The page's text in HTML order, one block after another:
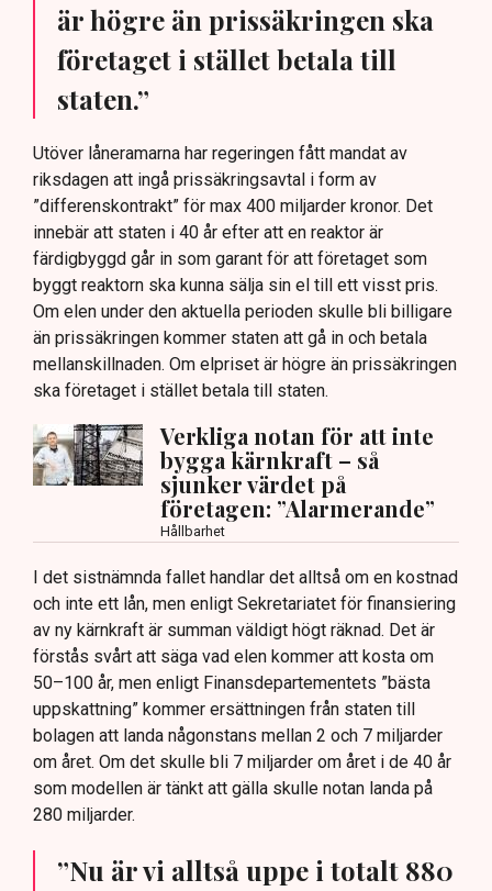
är högre än prissäkringen ska
företaget i stället betala till
staten.”
Utöver låneramarna har regeringen fått mandat av
riksdagen att ingå prissäkringsavtal i form av
”differenskontrakt” för max 400 miljarder kronor. Det
innebär att staten i 40 år efter att en reaktor är
färdigbyggd går in som garant för att företaget som
byggt reaktorn ska kunna sälja sin el till ett visst pris.
Om elen under den aktuella perioden skulle bli billigare
än prissäkringen kommer staten att gå in och betala
mellanskillnaden. Om elpriset är högre än prissäkringen
ska företaget i stället betala till staten.
Verkliga notan för att inte
bygga kärnkraft – så
sjunker värdet på
företagen: ”Alarmerande”
Hållbarhet
I det sistnämnda fallet handlar det alltså om en kostnad
och inte ett lån, men enligt Sekretariatet för finansiering
av ny kärnkraft är summan väldigt högt räknad. Det är
förstås svårt att säga vad elen kommer att kosta om
50–100 år, men enligt Finansdepartementets ”bästa
uppskattning” kommer ersättningen från staten till
bolagen att landa någonstans mellan 2 och 7 miljarder
om året. Om det skulle bli 7 miljarder om året i de 40 år
som modellen är tänkt att gälla skulle notan landa på
280 miljarder.
”Nu är vi alltså uppe i totalt 880